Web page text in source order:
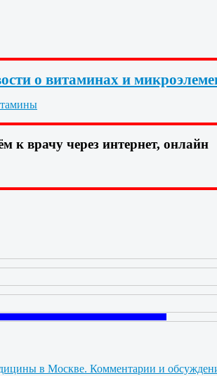
о витаминах и
к врачу через интернет, онлайн
в Москве. Комментарии и